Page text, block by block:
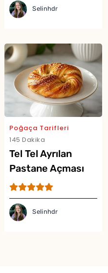
Selinhdr
Poğaça Tarifleri
145 Dakika
Tel Tel Ayrılan
Pastane Açması
Tarifi
Selinhdr